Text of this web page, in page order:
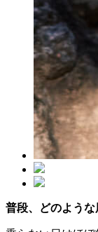
普段、どのような